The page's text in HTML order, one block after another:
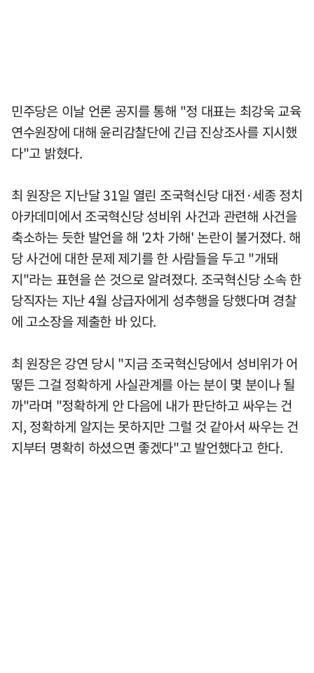
민주당은 이날 언론 공지를 통해 "정 대표는 최강욱 교육
연수원장에 대해 윤리감찰단에 긴급 진상조사를 지시했
다"고 밝혔다.
최 원장은 지난달 31일 열린 조국혁신당 대전·세종 정치
아카데미에서 조국혁신당 성비위 사건과 관련해 사건을
축소하는 듯한 발언을 해 '2차 가해' 논란이 불거졌다. 해
당 사건에 대한 문제 제기를 한 사람들을 두고 "개돼
지"라는 표현을 쓴 것으로 알려졌다. 조국혁신당 소속 한
당직자는 지난 4월 상급자에게 성추행을 당했다며 경찰
에 고소장을 제출한 바 있다.
최 원장은 강연 당시 "지금 조국혁신당에서 성비위가 어
떻든 그걸 정확하게 사실관계를 아는 분이 몇 분이나 될
까"라며 "정확하게 안 다음에 내가 판단하고 싸우는 건
지, 정확하게 알지는 못하지만 그럴 것 같아서 싸우는 건
지부터 명확히 하셨으면 좋겠다"고 발언했다고 한다.